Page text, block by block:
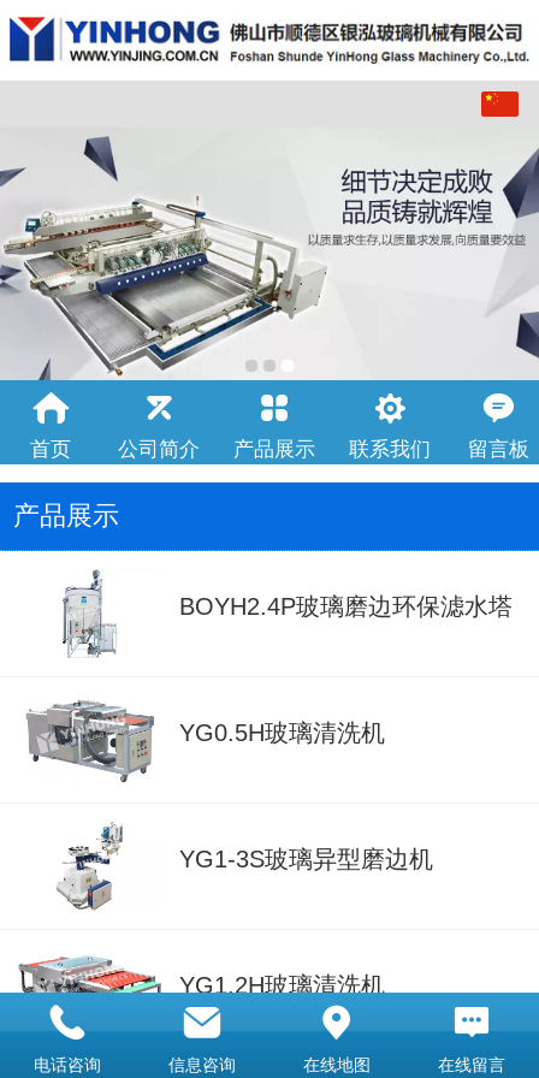
首页 公司简介 产品展示 联系我们 留言板
产品展示
BOYH2.4P玻璃磨边环保滤水塔
YG0.5H玻璃清洗机
YG1-3S玻璃异型磨边机
YG1.2H玻璃清洗机
电话咨询 信息咨询 在线地图 在线留言